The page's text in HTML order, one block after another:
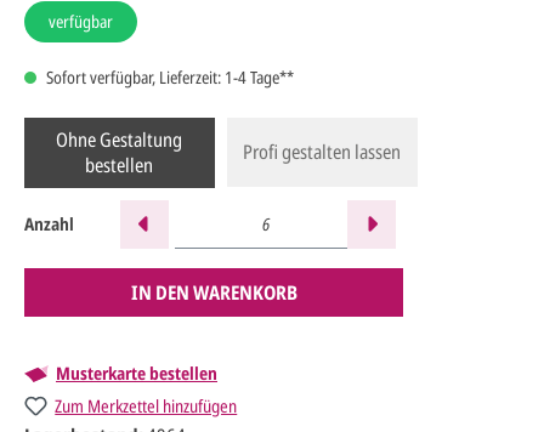
verfügbar
Sofort verfügbar, Lieferzeit: 1-4 Tage**
Ohne Gestaltung
bestellen
Profi gestalten lassen
Anzahl
IN DEN WARENKORB
Musterkarte bestellen
Zum Merkzettel hinzufügen